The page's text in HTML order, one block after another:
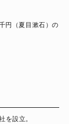
円（夏目漱石）の
を設立。